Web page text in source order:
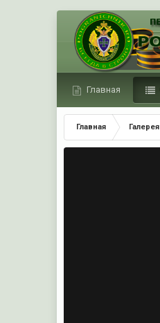
Главная
Главная Галерея